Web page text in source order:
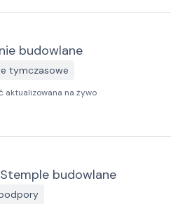
budowlane
tymczasowe
aktualizowana na żywo
budowlane